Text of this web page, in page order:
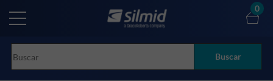
main
Buscar
0